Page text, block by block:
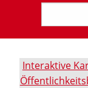
Interaktive